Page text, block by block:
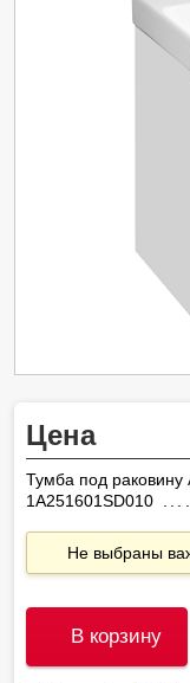
Цена
Тумба под раковину
1A251601SD010
Не выбраны
В корзину